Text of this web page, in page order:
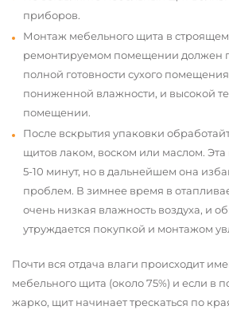
приборов.
Монтаж мебельного щита в
ремонтируемом помещении должен
полной готовности сухого
пониженной влажности, и высокой
помещении.
После вскрытия упаковки
щитов лаком, воском или маслом.
5-10 минут, но в дальнейшем она
проблем. В зимнее время в
очень низкая влажность воздуха, и
утруждается покупкой и монтажом
Почти вся отдача влаги происходит
мебельного щита (около 75%) и если в
жарко, щит начинает трескаться по